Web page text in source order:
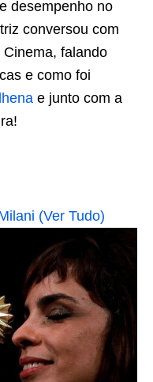
desempenho no
conversou com
falando
e como foi
e junto com a
(Ver Tudo)